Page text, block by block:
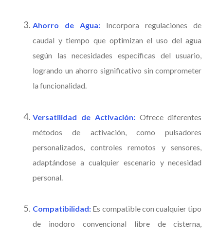
Ahorro de Agua: Incorpora regulaciones de
caudal y tiempo que optimizan el uso del agua
según las necesidades específicas del usuario,
logrando un ahorro significativo sin comprometer
la funcionalidad.
Versatilidad de Activación:Ofrece diferentes
métodos de activación, como pulsadores
personalizados, controles remotos y sensores,
adaptándose a cualquier escenario y necesidad
personal.
Compatibilidad:Es compatible con cualquier tipo
de inodoro convencional libre de cisterna,